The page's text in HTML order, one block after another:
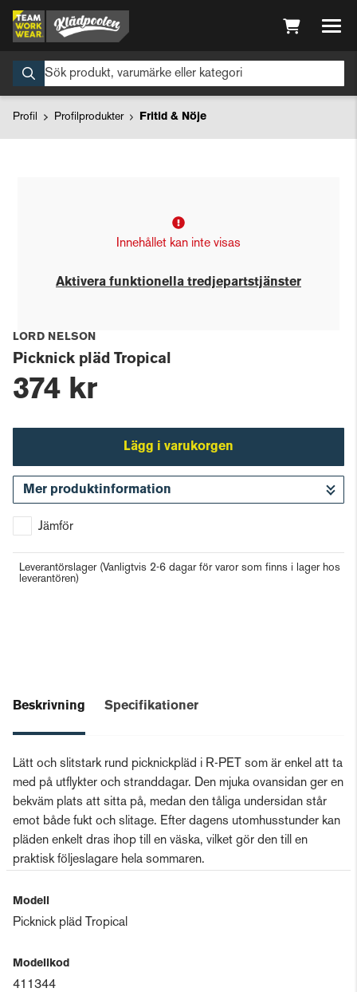
Profil Profilprodukter Fritid & Nöje
Innehållet kan inte visas
Aktivera funktionella tredjepartstjänster
LORD NELSON
Picknick pläd Tropical
374 kr
Lägg i varukorgen
Mer produktinformation
Jämför
Leverantörslager (Vanligtvis 2-6 dagar för varor som finns i lager hos
leverantören)
Beskrivning Specifikationer
Lätt och slitstark rund picknickpläd i R-PET som är enkel att ta
med på utflykter och stranddagar. Den mjuka ovansidan ger en
bekväm plats att sitta på, medan den tåliga undersidan står
emot både fukt och slitage. Efter dagens utomhusstunder kan
pläden enkelt dras ihop till en väska, vilket gör den till en
praktisk följeslagare hela sommaren.
Modell
Picknick pläd Tropical
Modellkod
411344